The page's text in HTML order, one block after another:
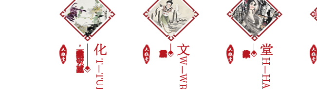
构建书画交流，研究，鉴藏